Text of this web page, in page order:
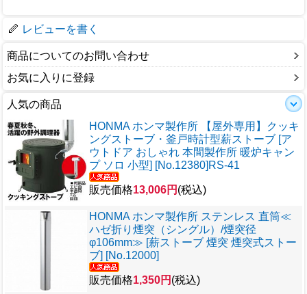
レビューを書く
商品についてのお問い合わせ
お気に入りに登録
人気の商品
HONMA ホンマ製作所 【屋外専用】クッキ
ングストーブ・釜戸時計型薪ストーブ [ア
ウトドア おしゃれ 本間製作所 暖炉キャン
プ ソロ 小型] [No.12380]RS-41
販売価格13,006円 (税込)
HONMA ホンマ製作所 ステンレス 直筒≪
ハゼ折り煙突（シングル）/煙突径
φ106mm≫ [薪ストーブ 煙突 煙突式ストー
ブ] [No.12000]
販売価格1,350円 (税込)